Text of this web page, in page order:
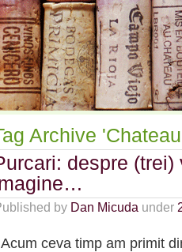
Archive
despre
by Dan Micuda under
Acum ceva timp am primit